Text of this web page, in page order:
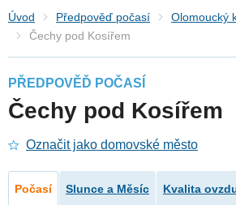
Úvod Předpověď počasí
Olomoucký
Čechy pod Kosířem
PŘEDPOVĚĎ POČASÍ
Čechy pod Kosířem
Označit jako domovské město
Počasí Slunce a Měsíc Kvalita